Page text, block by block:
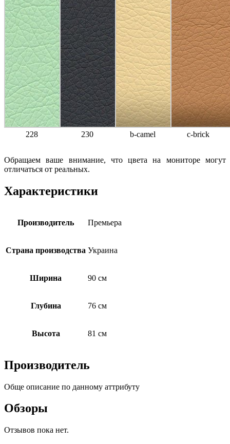
228 230 b-camel c-brick
Обращаем ваше внимание, что цвета на мониторе могут
отличаться от реальных.
Характеристики
Производитель Премьера
Страна производства Украина
Ширина 90 см
Глубина 76 см
Высота 81 см
Производитель
Обще описание по данному аттрибуту
Обзоры
Отзывов пока нет.